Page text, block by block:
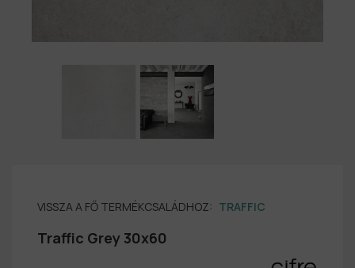
VISSZA A FŐ TERMÉKCSALÁDHOZ: TRAFFIC
Traffic Grey 30x60